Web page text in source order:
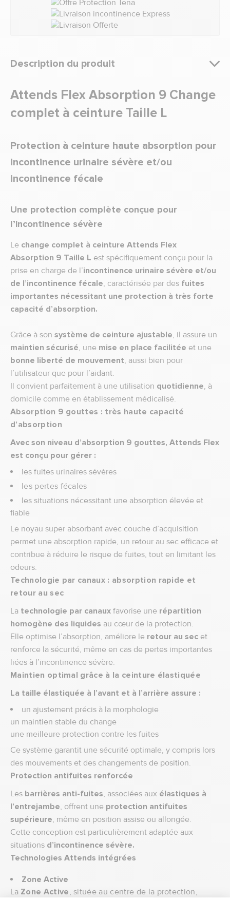
Description du produit
Attends Flex Absorption 9 Change
complet à ceinture Taille L
Protection à ceinture haute absorption pour
incontinence urinaire sévère et/ou
incontinence fécale
Une protection complète conçue pour
l’incontinence sévère
Le change complet à ceinture Attends Flex
Absorption 9 Taille L est spécifiquement conçu pour la
prise en charge de l’incontinence urinaire sévère et/ou
de l’incontinence fécale, caractérisée par des fuites
importantes nécessitant une protection à très forte
capacité d’absorption.
Grâce à son système de ceinture ajustable, il assure un
maintien sécurisé, une mise en place facilitée et une
bonne liberté de mouvement, aussi bien pour
l’utilisateur que pour l’aidant.
Il convient parfaitement à une utilisation quotidienne, à
domicile comme en établissement médicalisé.
Absorption 9 gouttes : très haute capacité
d’absorption
Avec son niveau d’absorption 9 gouttes, Attends Flex
est conçu pour gérer :
les fuites urinaires sévères
les pertes fécales
les situations nécessitant une absorption élevée et
fiable
Le noyau super absorbant avec couche d’acquisition
permet une absorption rapide, un retour au sec efficace et
contribue à réduire le risque de fuites, tout en limitant les
odeurs.
Technologie par canaux : absorption rapide et
retour au sec
La technologie par canaux favorise une répartition
homogène des liquides au cœur de la protection.
Elle optimise l’absorption, améliore le retour au sec et
renforce la sécurité, même en cas de pertes importantes
liées à l’incontinence sévère.
Maintien optimal grâce à la ceinture élastiquée
La taille élastiquée à l’avant et à l’arrière assure :
un ajustement précis à la morphologie
un maintien stable du change
une meilleure protection contre les fuites
Ce système garantit une sécurité optimale, y compris lors
des mouvements et des changements de position.
Protection antifuites renforcée
Les barrières anti-fuites, associées aux élastiques à
l’entrejambe, offrent une protection antifuites
supérieure, même en position assise ou allongée.
Cette conception est particulièrement adaptée aux
situations d’incontinence sévère.
Technologies Attends intégrées
Zone Active
La Zone Active, située au centre de la protection,